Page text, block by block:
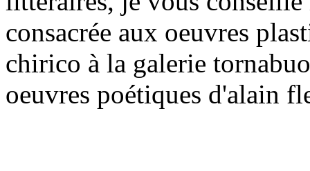
consacrée aux oeuvres
chirico à la galerie
oeuvres poétiques d'alain